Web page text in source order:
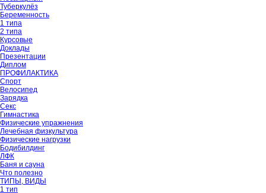
Туберкулёз
Беременность
1 типа
2 типа
Курсовые
Доклады
Презентации
Диплом
ПРОФИЛАКТИКА
Спорт
Велосипед
Зарядка
Секс
Гимнастика
Физические упражнения
Лечебная физкультура
Физические нагрузки
Бодибилдинг
ЛФК
Баня и сауна
Что полезно
ТИПЫ, ВИДЫ
1 тип